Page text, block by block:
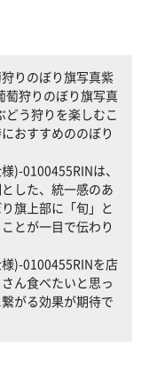
りのぼり旗写真紫
萄狩りのぼり旗写真
う狩りを楽しむこ
おすすめののぼり
)-0100455RINは、
した、統一感のあ
旗上部に「旬」と
とが一目で伝わり
)-0100455RINを店
ん食べたいと思っ
がる効果が期待で